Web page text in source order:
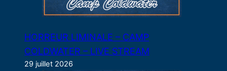
HORREUR LIMINALE – CAMP
COLDWATER – LIVE STREAM
29 juillet 2026